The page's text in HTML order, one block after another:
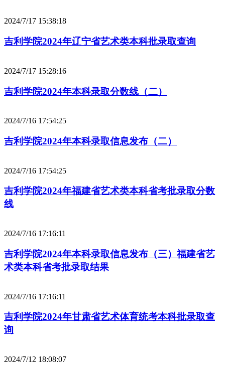
2024/7/17 15:38:18
吉利学院2024年辽宁省艺术类本科批录取查询
2024/7/17 15:28:16
吉利学院2024年本科录取分数线（二）
2024/7/16 17:54:25
吉利学院2024年本科录取信息发布（二）
2024/7/16 17:54:25
吉利学院2024年福建省艺术类本科省考批录取分数
线
2024/7/16 17:16:11
吉利学院2024年本科录取信息发布（三）福建省艺
术类本科省考批录取结果
2024/7/16 17:16:11
吉利学院2024年甘肃省艺术体育统考本科批录取查
询
2024/7/12 18:08:07